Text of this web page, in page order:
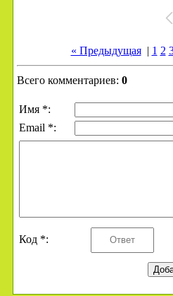
« Предыдущая| 1 2
Всего комментариев: 0
Имя *:
Email *:
Код *: